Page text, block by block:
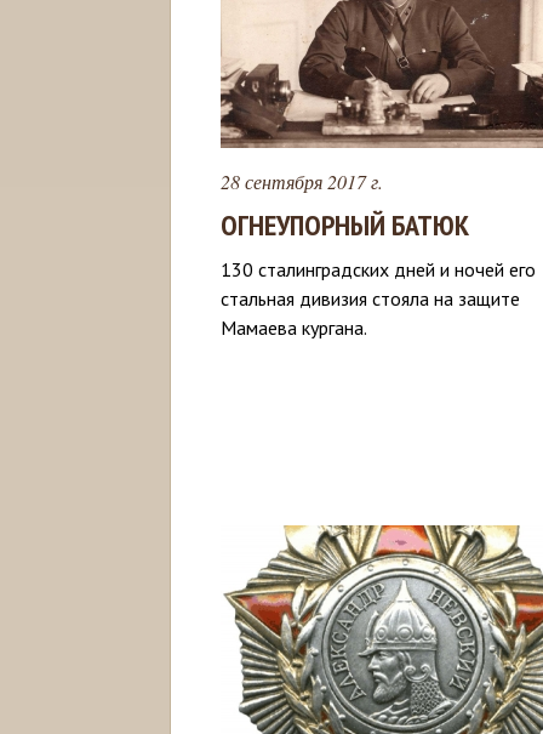
28 сентября 2017 г.
ОГНЕУПОРНЫЙ БАТЮК
130 сталинградских дней и ночей его
стальная дивизия стояла на защите
Мамаева кургана.